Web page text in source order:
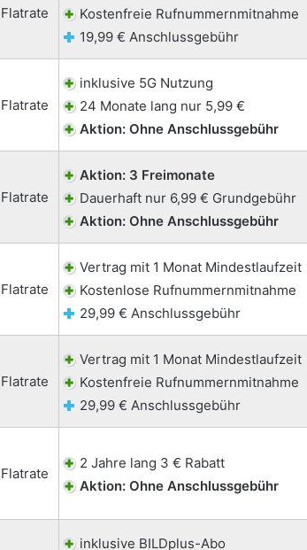
Flatrate
Kostenfreie Rufnummernmitnahme
19,99 € Anschlussgebühr
Flatrate
inklusive 5G Nutzung
24 Monate lang nur 5,99 €
Aktion: Ohne Anschlussgebühr
Flatrate
Aktion: 3 Freimonate
Dauerhaft nur 6,99 € Grundgebühr
Aktion: Ohne Anschlussgebühr
Flatrate
Vertrag mit 1 Monat Mindestlaufzeit
Kostenlose Rufnummernmitnahme
29,99 € Anschlussgebühr
Flatrate
Vertrag mit 1 Monat Mindestlaufzeit
Kostenfreie Rufnummernmitnahme
29,99 € Anschlussgebühr
Flatrate
2 Jahre lang 3 € Rabatt
Aktion: Ohne Anschlussgebühr
inklusive BILDplus-Abo